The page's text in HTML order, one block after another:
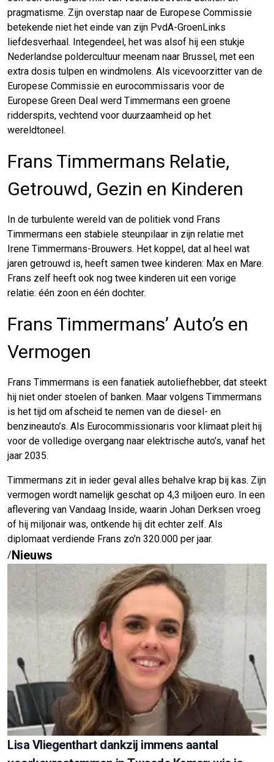
pragmatisme. Zijn overstap naar de Europese Commissie
betekende niet het einde van zijn PvdA-GroenLinks
liefdesverhaal. Integendeel, het was alsof hij een stukje
Nederlandse poldercultuur meenam naar Brussel, met een
extra dosis tulpen en windmolens. Als vicevoorzitter van de
Europese Commissie en eurocommissaris voor de
Europese Green Deal werd Timmermans een groene
ridderspits, vechtend voor duurzaamheid op het
wereldtoneel.
Frans Timmermans Relatie,
Getrouwd, Gezin en Kinderen
In de turbulente wereld van de politiek vond Frans
Timmermans een stabiele steunpilaar in zijn relatie met
Irene Timmermans-Brouwers. Het koppel, dat al heel wat
jaren getrouwd is, heeft samen twee kinderen: Max en Mare.
Frans zelf heeft ook nog twee kinderen uit een vorige
relatie: één zoon en één dochter.
Frans Timmermans’ Auto’s en
Vermogen
Frans Timmermans is een fanatiek autoliefhebber, dat steekt
hij niet onder stoelen of banken. Maar volgens Timmermans
is het tijd om afscheid te nemen van de diesel- en
benzineauto’s. Als Eurocommissionaris voor klimaat pleit hij
voor de volledige overgang naar elektrische auto’s, vanaf het
jaar 2035.
Timmermans zit in ieder geval alles behalve krap bij kas. Zijn
vermogen wordt namelijk geschat op 4,3 miljoen euro. In een
aflevering van Vandaag Inside, waarin Johan Derksen vroeg
of hij miljonair was, ontkende hij dit echter zelf. Als
diplomaat verdiende Frans zo’n 320.000 per jaar.
/Nieuws
Lisa Vliegenthart dankzij immens aantal